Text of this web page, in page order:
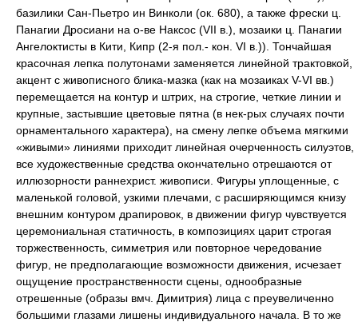
базилики Сан-Пьетро ин Винколи (ок. 680), а также фрески ц.
Панагии Дросиани на о-ве Наксос (VII в.), мозаики ц. Панагии
Ангелоктисты в Кити, Кипр (2-я пол.- кон. VI в.)). Тончайшая
красочная лепка полутонами заменяется линейной трактовкой,
акцент с живописного блика-мазка (как на мозаиках V-VI вв.)
перемещается на контур и штрих, на строгие, четкие линии и
крупные, застывшие цветовые пятна (в нек-рых случаях почти
орнаментального характера), на смену лепке объема мягкими
«живыми» линиями приходит линейная очерченность силуэтов,
все художественные средства окончательно отрешаются от
иллюзорности раннехрист. живописи. Фигуры уплощенные, с
маленькой головой, узкими плечами, с расширяющимся книзу
внешним контуром драпировок, в движении фигур чувствуется
церемониальная статичность, в композициях царит строгая
торжественность, симметрия или повторное чередование
фигур, не предполагающие возможности движения, исчезает
ощущение пространственности сцены, однообразные
отрешенные (образы вмч. Димитрия) лица с преувеличенно
большими глазами лишены индивидуального начала. В то же